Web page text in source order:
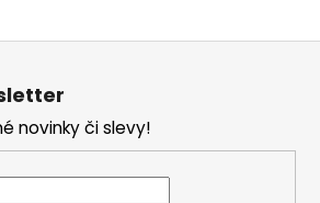
novinky či slevy!